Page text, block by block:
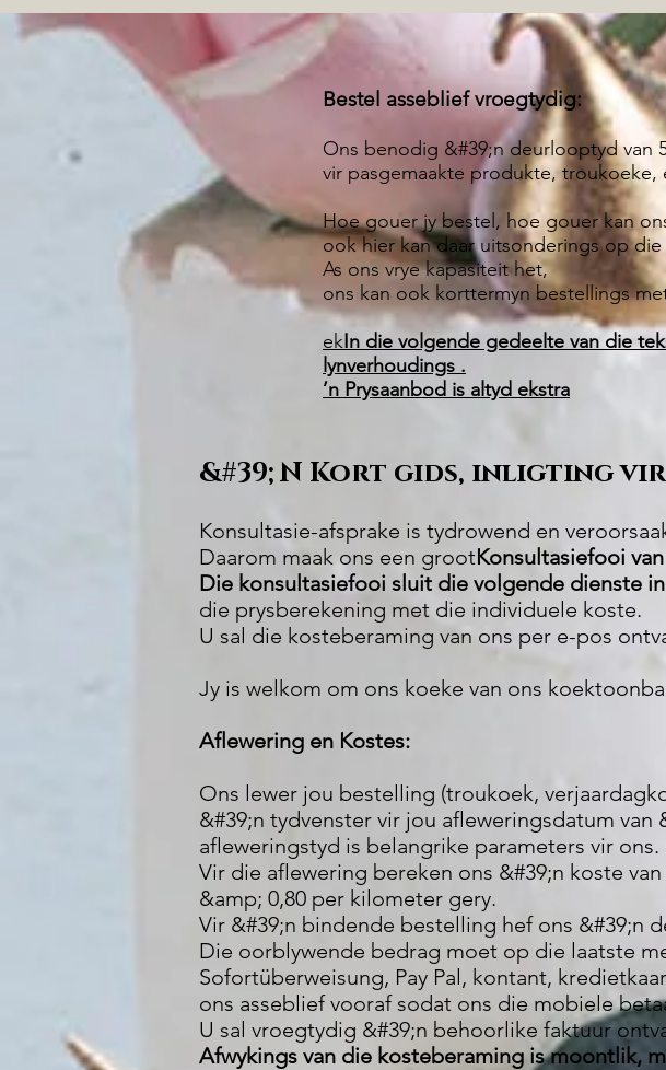
Bestel asseblief vroegtydig:
Ons benodig &#39;n deurlooptyd van
vir pasgemaakte produkte, troukoeke,
Hoe gouer jy bestel, hoe gouer kan
ook hier kan daar uitsonderings op
As ons vrye kapasiteit het,
ons kan ook korttermyn bestellings
ekIn die volgende gedeelte van die
lynverhoudings .
’n Prysaanbod is altyd ekstra
&#39;N Kort gids, inligting
Konsultasie-afsprake is tydrowend en
Daarom maak ons een grootKonsultasiefooi van
Die konsultasiefooi sluit die volgende dienste
die prysberekening met die individuele koste.
U sal die kosteberaming van ons per e-pos
Jy is welkom om ons koeke van ons
Aflewering en Kostes:
Ons lewer jou bestelling (troukoek,
&#39;n tydvenster vir jou afleweringsdatum van
afleweringstyd is belangrike parameters vir
Vir die aflewering bereken ons &#39;n koste
&amp; 0,80 per kilometer gery.
Vir &#39;n bindende bestelling hef ons &#39;n
Die oorblywende bedrag moet op die laatste
Sofortüberweisung, Pay Pal, kontant,
ons asseblief vooraf sodat ons die mobiele
U sal vroegtydig &#39;n behoorlike faktuur
Afwykings van die kosteberaming is moontlik,